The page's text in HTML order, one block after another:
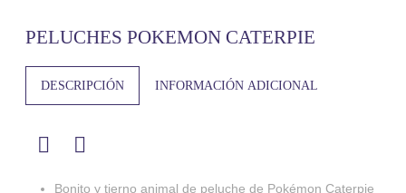
PELUCHES POKEMON CATERPIE
DESCRIPCIÓN INFORMACIÓN ADICIONAL
Bonito y tierno animal de peluche de Pokémon Caterpie